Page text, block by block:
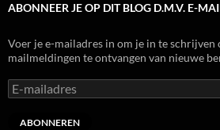
ABONNEER JE OP DIT BLOG D.M.V. E-
Voer je e-mailadres in om je in te schrijven
mailmeldingen te ontvangen van nieuwe
E-
mailadres
ABONNEREN